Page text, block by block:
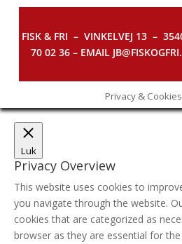
FISK & FRI – VINKELVEJ 13 –
70 02 36 – EMAIL
Privacy &
Luk
Privacy Overview
This website uses cookies to
you navigate through the website.
cookies that are categorized as
browser as they are essential for